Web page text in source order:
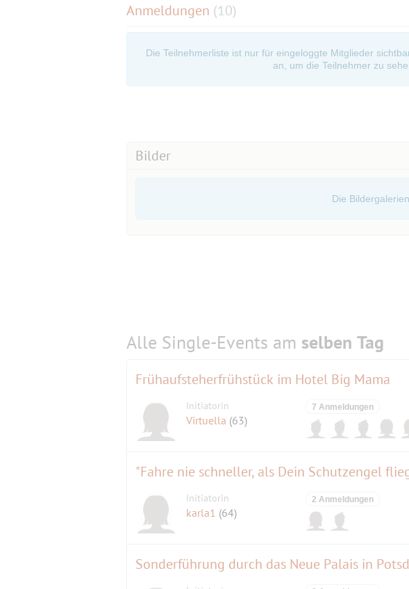
Öffnungszeiten vom 23.09. bis 28.09. NUR an der
Bitte geben Sie im Anmeldeformular im Feld
Anmeldungen (10)
Die Teilnehmerliste ist nur für eingeloggte Mitglieder
an, um die Teilnehmer zu
Bilder
Die
Alle Single-Events am selben Tag
Frühaufsteherfrühstück im Hotel Big Mama
Initiatorin
Virtuella (63)
7 Anmeldungen
"Fahre nie schneller, als Dein Schutzengel
Initiatorin
karla1 (64)
2 Anmeldungen
Sonderführung durch das Neue Palais in